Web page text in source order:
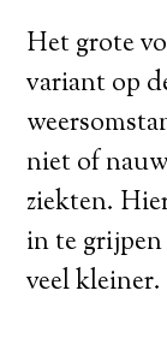
Het grote
variant op
niet of
ziekten.
in te
veel kleiner.